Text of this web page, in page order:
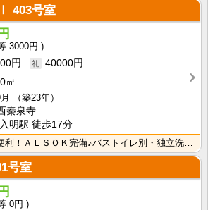
403号室
3000円
円
40000円
㎡
（築23年）
秦泉寺
明駅 徒歩17分
号室
0円